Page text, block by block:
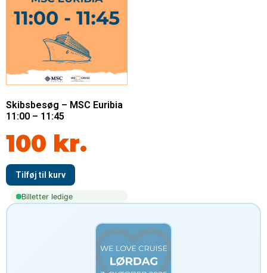
Skibsbesøg – MSC Euribia
11:00 – 11:45
100 kr.
Billetter ledige